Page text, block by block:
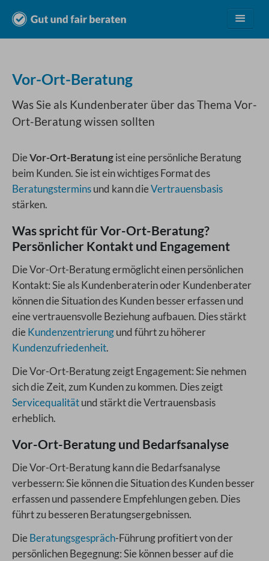
Branchen
Über uns
Kostenlos testen
Login
Vor-Ort-Beratung
Was Sie als Kundenberater über das Thema Vor-
Ort-Beratung wissen sollten
DieVor-Ort-Beratungist eine persönliche Beratung
beim Kunden. Sie ist ein wichtiges Format des
Beratungsterminsund kann dieVertrauensbasis
stärken.
Was spricht für Vor-Ort-Beratung?
Persönlicher Kontakt und Engagement
Die Vor-Ort-Beratung ermöglicht einen persönlichen
Kontakt: Sie als Kundenberaterin oder Kundenberater
können die Situation des Kunden besser erfassen und
eine vertrauensvolle Beziehung aufbauen. Dies stärkt
dieKundenzentrierungund führt zu höherer
Kundenzufriedenheit.
Die Vor-Ort-Beratung zeigt Engagement: Sie nehmen
sich die Zeit, zum Kunden zu kommen. Dies zeigt
Servicequalitätund stärkt die Vertrauensbasis
erheblich.
Vor-Ort-Beratung und Bedarfsanalyse
Die Vor-Ort-Beratung kann die Bedarfsanalyse
verbessern: Sie können die Situation des Kunden besser
erfassen und passendere Empfehlungen geben. Dies
führt zu besseren Beratungsergebnissen.
DieBeratungsgespräch-Führung profitiert von der
persönlichen Begegnung: Sie können besser auf die